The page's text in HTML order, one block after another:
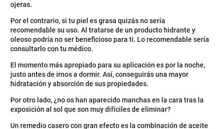
ojeras.
Por el contrario, si tu piel es grasa quizás no sería
recomendable su uso. Al tratarse de un producto hidrante y
oleoso podría no ser beneficioso para ti. Lo recomendable sería
consultarlo con tu médico.
El momento más apropiado para su aplicación es por la noche,
justo antes de irnos a dormir. Así, conseguirás una mayor
hidratación y absorción de sus propiedades.
Por otro lado, ¿no os han aparecido manchas en la cara tras la
exposición al sol que son muy difíciles de eliminar?
Un remedio casero con gran efecto es la combinación de aceite